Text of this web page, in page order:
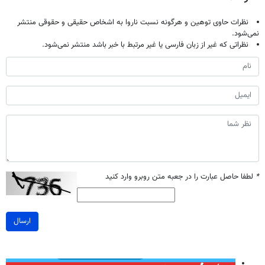
نظرات حاوی توهین و هرگونه نسبت ناروا به اشخاص حقیقی و حقوقی منتشر
نمی‌شود.
نظراتی که غیر از زبان فارسی یا غیر مرتبط با خبر باشد منتشر نمی‌شود.
* لطفا حاصل عبارت را در جعبه متن روبرو وارد کنید
ارسال